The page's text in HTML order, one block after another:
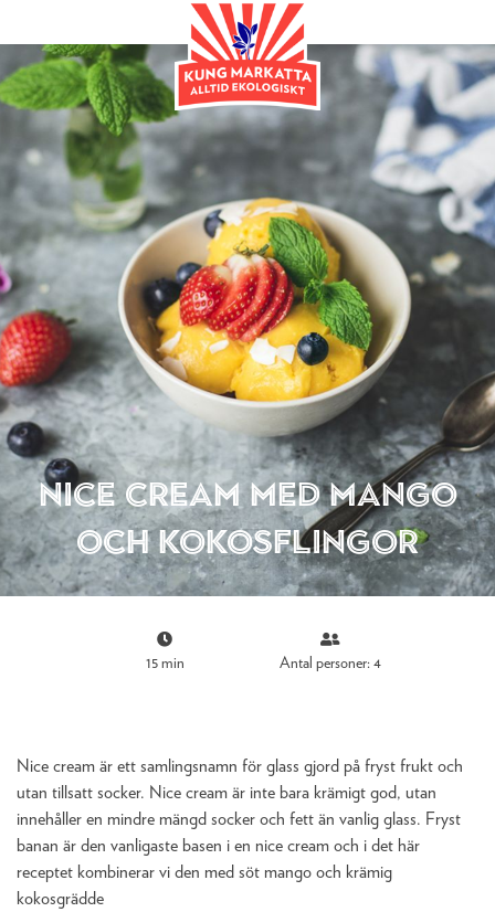
Nice cream med mango
och kokosflingor
Efterrätt
15 min Antal personer: 4
Nice cream är ett samlingsnamn för glass gjord på fryst frukt och
utan tillsatt socker. Nice cream är inte bara krämigt god, utan
innehåller en mindre mängd socker och fett än vanlig glass. Fryst
banan är den vanligaste basen i en nice cream och i det här
receptet kombinerar vi den med söt mango och krämig
kokosgrädde